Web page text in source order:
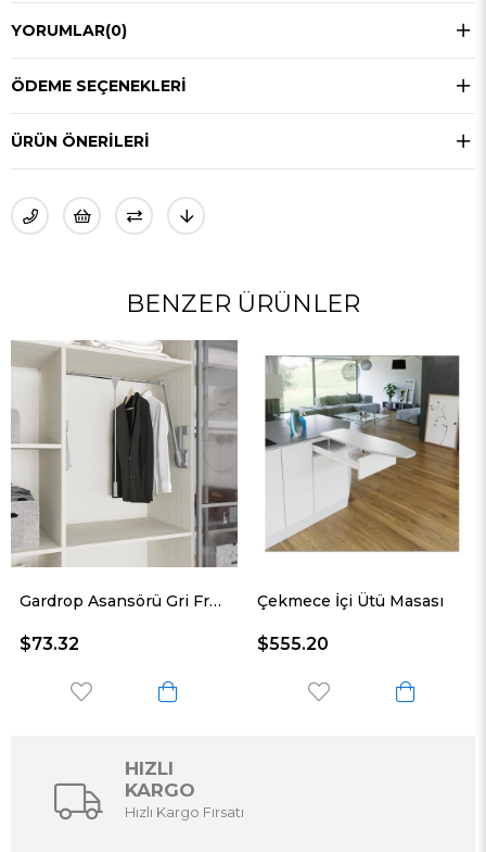
YORUMLAR(0)
ÖDEME SEÇENEKLERI
ÜRÜN ÖNERILERI
BENZER ÜRÜNLER
Gardrop Asansörü Gri Frenli 6014 Çekmece İçi Ütü Masası
HIZLI
KARGO
Hızlı Kargo Fırsatı